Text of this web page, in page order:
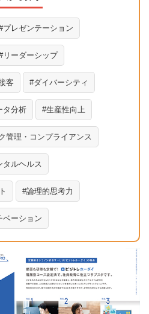
プレゼンテーション
リーダーシップ
客 ダイバーシティ
タ分析 生産性向上
管理・コンプライアンス
タルヘルス
論理的思考力
ベーション